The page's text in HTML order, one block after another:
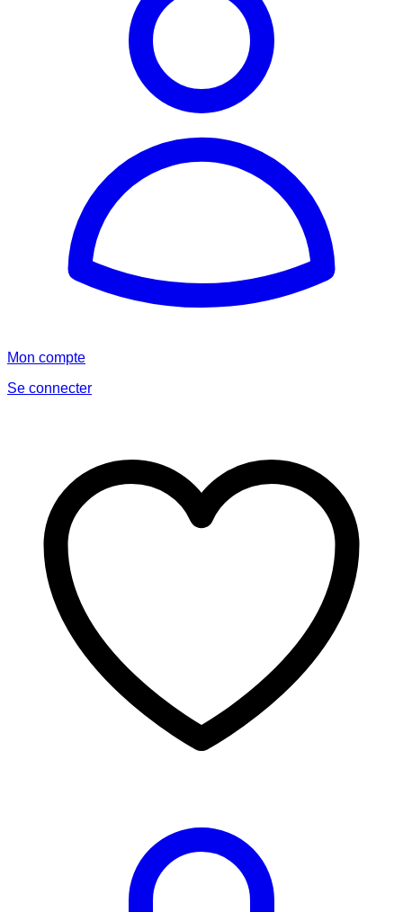
Mon compte
Se connecter